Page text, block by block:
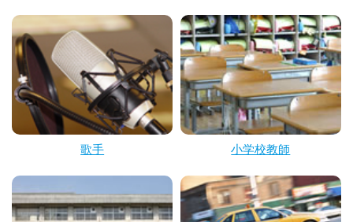
歌手 小学校教師